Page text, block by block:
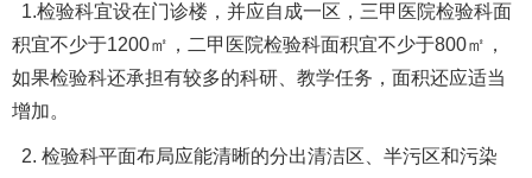
1.检验科宜设在门诊楼，并应自成一区，三甲医院检验科面
积宜不少于1200㎡，二甲医院检验科面积宜不少于800㎡，
如果检验科还承担有较多的科研、教学任务，面积还应适当
增加。
2. 检验科平面布局应能清晰的分出清洁区、半污区和污染